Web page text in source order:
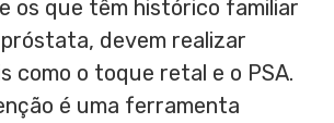
os que têm histórico familiar
devem realizar
como o toque retal e o PSA.
é uma ferramenta